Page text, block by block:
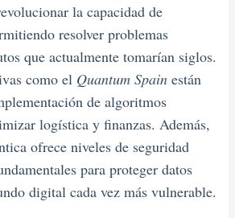
la capacidad de
resolver problemas
que actualmente tomarían siglos.
como el Quantum Spain están
de algoritmos
logística y finanzas. Además,
ofrece niveles de seguridad
para proteger datos
digital cada vez más vulnerable.